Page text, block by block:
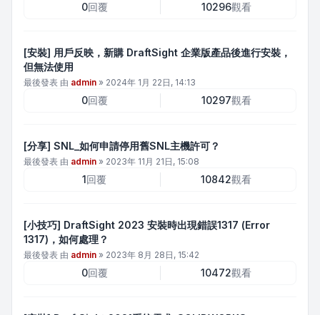
0回覆 10296觀看
[安裝] 用戶反映，新購 DraftSight 企業版產品後進行安裝，
但無法使用
最後發表 由 admin » 2024年 1月 22日, 14:13
0回覆 10297觀看
[分享] SNL_如何申請停用舊SNL主機許可？
最後發表 由 admin » 2023年 11月 21日, 15:08
1回覆 10842觀看
[小技巧] DraftSight 2023 安裝時出現錯誤1317 (Error
1317)，如何處理？
最後發表 由 admin » 2023年 8月 28日, 15:42
0回覆 10472觀看